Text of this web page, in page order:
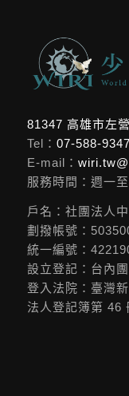
81347 高雄市左
Tel： 07-588-9347
E-mail：
服務時間：週一
戶名：社團法人
劃撥帳號：
統一編號：
設立登記：台內
登入法院：臺灣
法人登記簿第 46